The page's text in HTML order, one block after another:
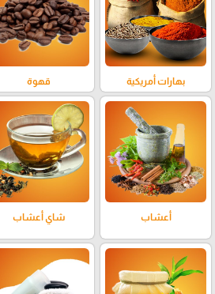
بهارات أمريكية قهوة
أعشاب شاي أعشاب